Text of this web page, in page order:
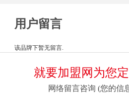
用户留言
该品牌下暂无留言.
就要加盟网为您
网络留言咨询 (您的信